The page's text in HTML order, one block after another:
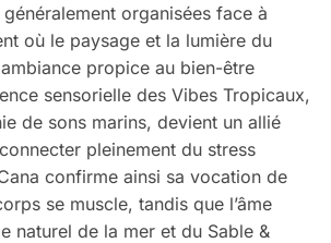
organisées face à
où le paysage et la lumière du
propice au bien-être
sensorielle des Vibes Tropicaux,
de sons marins, devient un allié
pleinement du stress
confirme ainsi sa vocation de
se muscle, tandis que l’âme
naturel de la mer et du Sable &